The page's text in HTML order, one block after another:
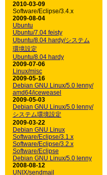
2010-03-09
Software/Eclipse/3.4.x
2009-08-04
Ubuntu
Ubuntu/7.04 feisty
Ubuntu/8.04 hardy/システム
環境設定
Ubuntu/8.04 hardy
2009-07-06
Linux/misc
2009-05-16
Debian GNU Linux/5.0 lenny/
amd64/iceweasel
2009-05-03
Debian GNU Linux/5.0 lenny/
システム環境設定
2009-03-22
Debian GNU Linux
Software/Eclipse/3.1.x
Software/Eclipse/3.2.x
Software/Eclipse
Debian GNU Linux/5.0 lenny
2008-08-12
UNIX/sendmail